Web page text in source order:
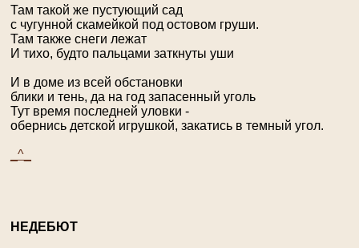
Там такой же пустующий сад
с чугунной скамейкой под остовом груши.
Там также снеги лежат
И тихо, будто пальцами заткнуты уши
И в доме из всей обстановки
блики и тень, да на год запасенный уголь
Тут время последней уловки -
обернись детской игрушкой, закатись в темный угол.
_^_
Н ЕДЕБЮТ